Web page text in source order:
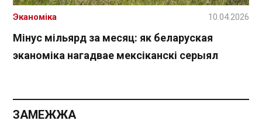
Мінус мільярд за месяц: як беларуская
эканоміка нагадвае мексіканскі серыял
Эканоміка 10.04.2026
ЗАМЕЖЖА